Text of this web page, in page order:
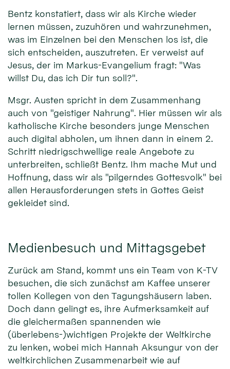
Bentz konstatiert, dass wir als Kirche wieder
lernen müssen, zuzuhören und wahrzunehmen,
was im Einzelnen bei den Menschen los ist, die
sich entscheiden, auszutreten. Er verweist auf
Jesus, der im Markus-Evangelium fragt: "Was
willst Du, das ich Dir tun soll?".
Msgr. Austen spricht in dem Zusammenhang
auch von "geistiger Nahrung". Hier müssen wir als
katholische Kirche besonders junge Menschen
auch digital abholen, um ihnen dann in einem 2.
Schritt niedrigschwellige reale Angebote zu
unterbreiten, schließt Bentz. Ihm mache Mut und
Hoffnung, dass wir als "pilgerndes Gottesvolk" bei
allen Herausforderungen stets in Gottes Geist
gekleidet sind.
Medienbesuch und Mittagsgebet
Zurück am Stand, kommt uns ein Team von K-TV
besuchen, die sich zunächst am Kaffee unserer
tollen Kollegen von den Tagungshäusern laben.
Doch dann gelingt es, ihre Aufmerksamkeit auf
die gleichermaßen spannenden wie
(überlebens-)wichtigen Projekte der Weltkirche
zu lenken, wobei mich Hannah Aksungur von der
weltkirchlichen Zusammenarbeit wie auf